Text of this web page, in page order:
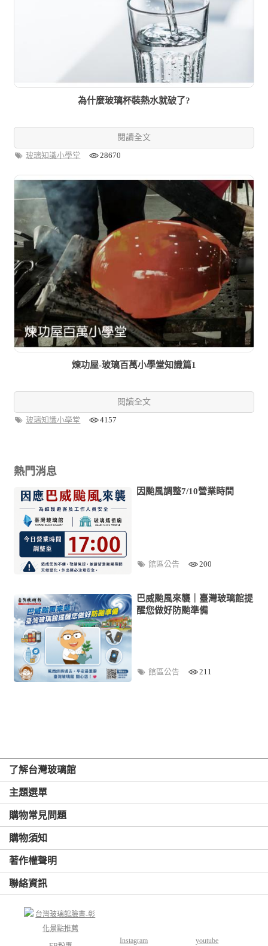
為什麼玻璃杯裝熱水就破了?
閱讀全文
玻璃知識小學堂
28670
煉功屋-玻璃百萬小學堂知識篇1
閱讀全文
玻璃知識小學堂
4157
熱門消息
因颱風調整7/10營業時間
館區公告 200
巴威颱風來襲｜臺灣玻璃館提
醒您做好防颱準備
館區公告 211
了解台灣玻璃館
主題選單
購物常見問題
購物須知
著作權聲明
聯絡資訊
Instagram youtube